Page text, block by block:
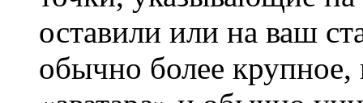
оставили или на ваш
обычно более крупное,